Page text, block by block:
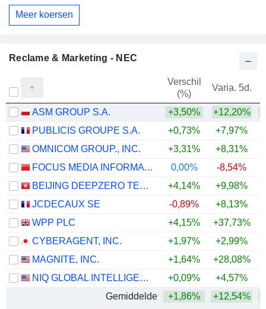
Meer koersen
Reclame & Marketing - NEC
Verschil
(%)
Varia. 5d.
ASM GROUP S.A. +3,50% +12,20%
PUBLICIS GROUPE S.A.
+0,73% +7,97%
OMNICOM GROUP., INC.
+3,31% +8,31%
FOCUS MEDIA INFORMATION TECHNOLOGY CO., LTD.
0,00% -8,54%
BEIJING DEEPZERO TECHNOLOGY CO., LTD.
+4,14%
+9,98%
JCDECAUX SE
-0,89% +8,13%
WPP PLC
+4,15% +37,73%
CYBERAGENT, INC.
+1,97% +2,99%
MAGNITE, INC.
+1,64% +28,08%
NIQ GLOBAL INTELLIGENCE PLC
+0,09% +4,57%
Gemiddelde
+1,86% +12,54%